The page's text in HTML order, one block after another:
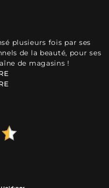
plusieurs fois par ses
de la beauté, pour ses
de magasins !